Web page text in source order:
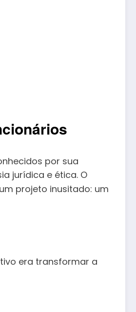
por sua
jurídica e ética. O
projeto inusitado: um
era transformar a